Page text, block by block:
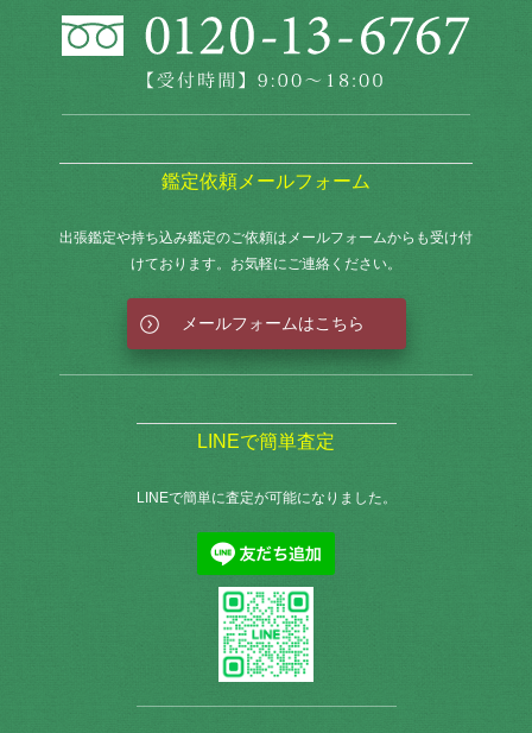
鑑定依頼メールフォーム
出張鑑定や持ち込み鑑定のご依頼はメールフォームからも受け付
けております。お気軽にご連絡ください。
メールフォームはこちら
LINEで簡単査定
LINEで簡単に査定が可能になりました。